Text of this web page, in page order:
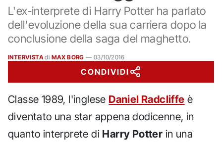
L'ex-interprete di Harry Potter ha parlato
dell'evoluzione della sua carriera dopo la
conclusione della saga del maghetto.
INTERVISTAdi MAX BORG —03/10/2016
CONDIVIDI
Classe 1989, l'inglese Daniel Radcliffe è
diventato una star appena dodicenne, in
quanto interprete di Harry Potter in una